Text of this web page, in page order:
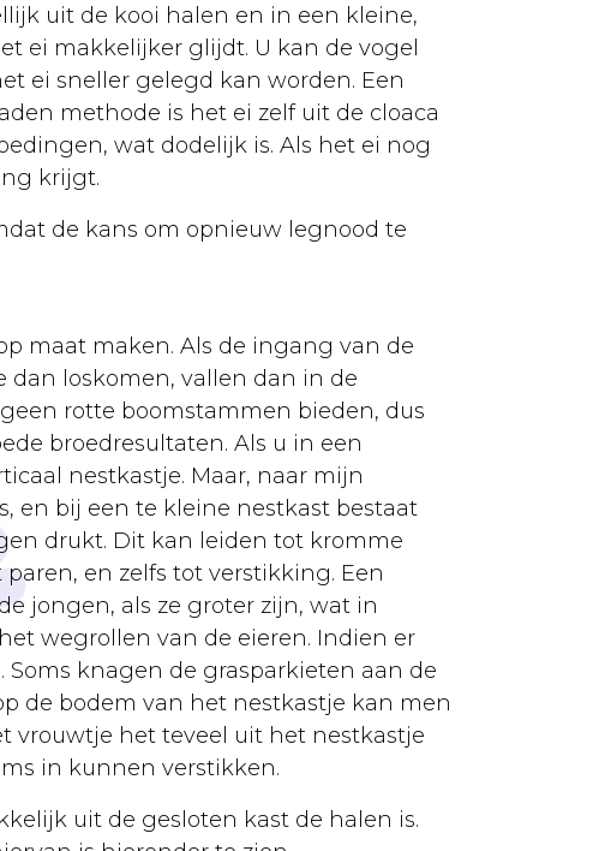
uit de kooi halen en in een kleine,
ei makkelijker glijdt. U kan de vogel
ei sneller gelegd kan worden. Een
methode is het ei zelf uit de cloaca
wat dodelijk is. Als het ei nog
krijgt.
de kans om opnieuw legnood te
maat maken. Als de ingang van de
dan loskomen, vallen dan in de
rotte boomstammen bieden, dus
broedresultaten. Als u in een
nestkastje. Maar, naar mijn
en bij een te kleine nestkast bestaat
drukt. Dit kan leiden tot kromme
en zelfs tot verstikking. Een
jongen, als ze groter zijn, wat in
wegrollen van de eieren. Indien er
knagen de grasparkieten aan de
de bodem van het nestkastje kan men
vrouwtje het teveel uit het nestkastje
in kunnen verstikken.
uit de gesloten kast de halen is.